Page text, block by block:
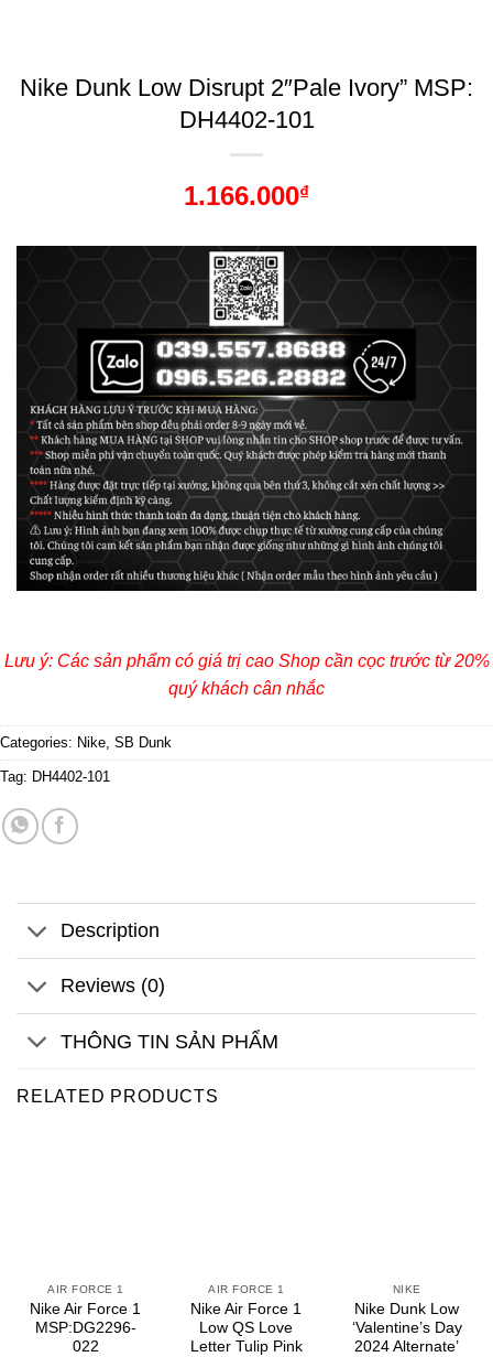
Nike Dunk Low Disrupt 2″Pale Ivory” MSP:
DH4402-101
1.166.000₫
Lưu ý: Các sản phẩm có giá trị cao Shop cần cọc trước từ 20%
quý khách cân nhắc
Categories: Nike SB Dunk
Tag: DH4402-101
Description
Reviews (0)
THÔNG TIN SẢN PHẨM
RELATED PRODUCTS
AIR FORCE 1
Nike Air Force 1
MSP:DG2296-
022
AIR FORCE 1
Nike Air Force 1
Low QS Love
Letter Tulip Pink
NIKE
Nike Dunk Low
‘Valentine’s Day
2024 Alternate’